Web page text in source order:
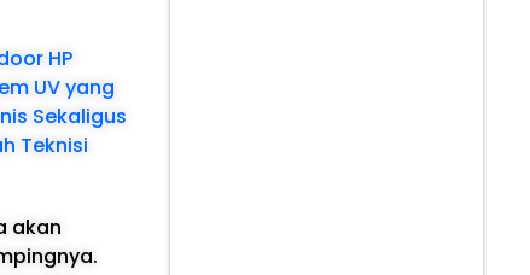
HP
UV yang
Sekaligus
Teknisi
akan